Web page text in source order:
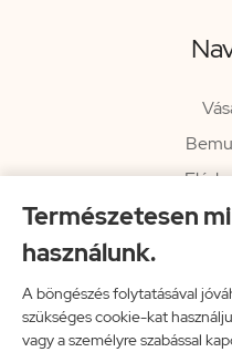
Természetesen
használunk.
A böngészés folytatásával
szükséges cookie-kat
vagy a személyre szabással